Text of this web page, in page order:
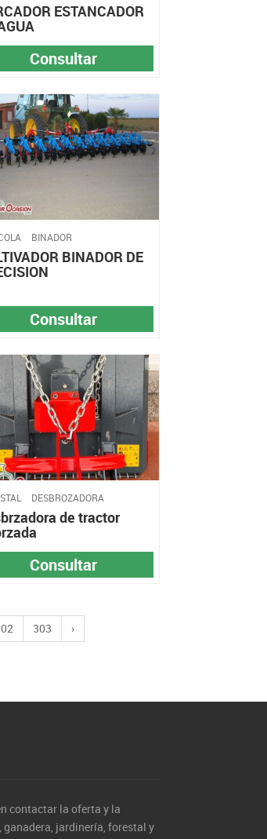
ESTANCADOR
Consultar
BINADOR
BINADOR DE
Consultar
DESBROZADORA
de tractor
Consultar
303 ›
contactar la oferta y la
jardinería, forestal y